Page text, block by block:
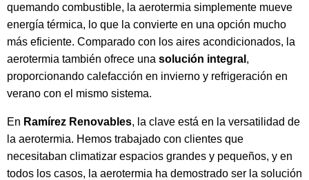
quemando combustible, la aerotermia simplemente mueve
energía térmica, lo que la convierte en una opción mucho
más eficiente. Comparado con los aires acondicionados, la
aerotermia también ofrece una solución integral ,
proporcionando calefacción en invierno y refrigeración en
verano con el mismo sistema.
En Ramírez Renovables, la clave está en la versatilidad de
la aerotermia. Hemos trabajado con clientes que
necesitaban climatizar espacios grandes y pequeños, y en
todos los casos, la aerotermia ha demostrado ser la solución